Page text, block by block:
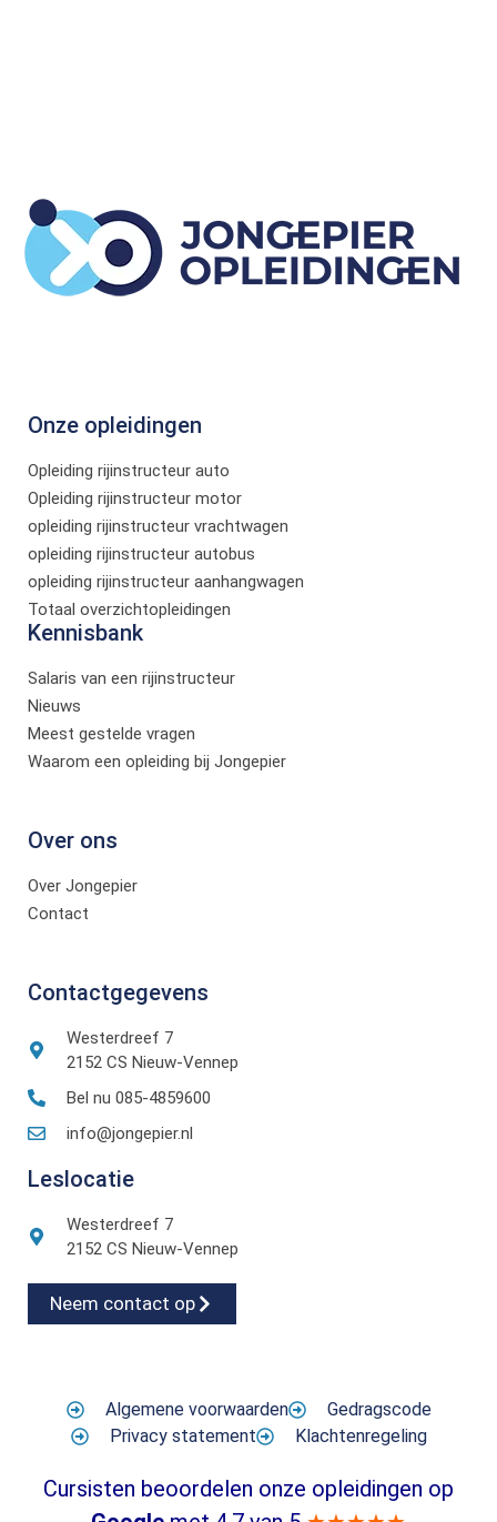
Onze opleidingen
Opleiding rijinstructeur auto
Opleiding rijinstructeur motor
opleiding rijinstructeur vrachtwagen
opleiding rijinstructeur autobus
opleiding rijinstructeur aanhangwagen
Totaal overzichtopleidingen
Kennisbank
Salaris van een rijinstructeur
Nieuws
Meest gestelde vragen
Waarom een opleiding bij Jongepier
Over ons
Over Jongepier
Contact
Contactgegevens
Westerdreef 7
2152 CS Nieuw-Vennep
Bel nu 085-4859600
info@jongepier.nl
Leslocatie
Westerdreef 7
2152 CS Nieuw-Vennep
Neem contact op
Algemene voorwaarden
Gedragscode
Privacy statement
Klachtenregeling
Cursisten beoordelen onze opleidingen op